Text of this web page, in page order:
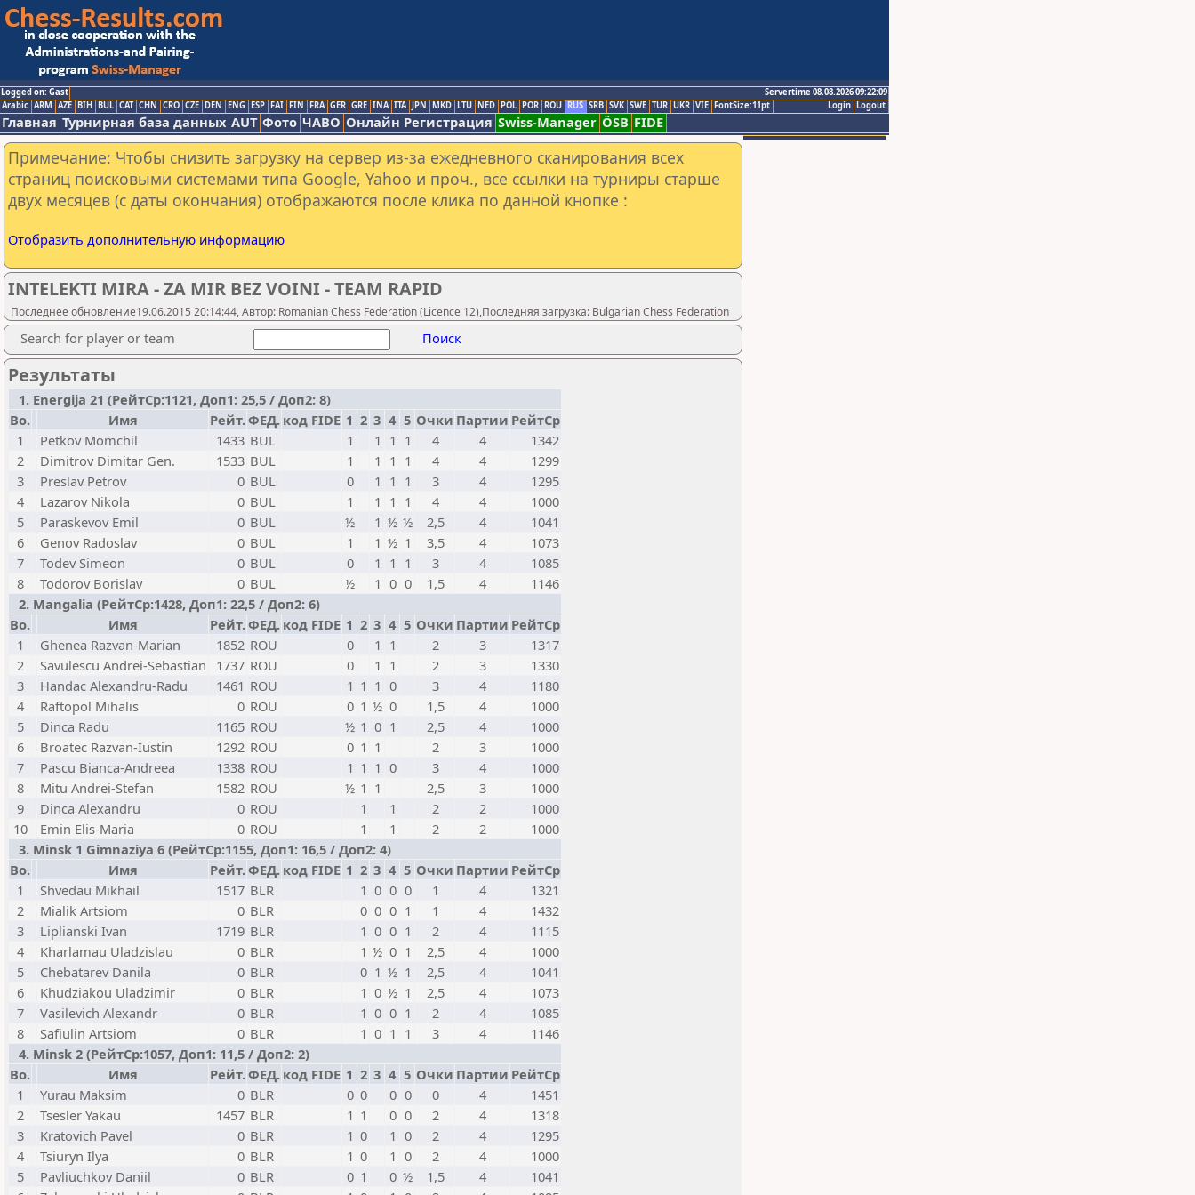
Logged on: Gast
Servertime 08.08.2026 09:22:09
Logout
Login
Arabic ARM AZE BIH BUL CAT CHN CRO CZE DEN ENG ESP FAI FIN FRA GER GRE INA ITA JPN MKD LTU NED POL POR ROU RUS SRB SVK SWE TUR UKR VIE FontSize:11pt
Главная Турнирная база данных AUT Фото ЧАВО Онлайн Регистрация Swiss-Manager ÖSB FIDE
Примечание: Чтобы снизить загрузку на сервер из-за ежедневного сканирования всех
страниц поисковыми системами типа Google, Yahoo и проч., все ссылки на турниры старше
двух месяцев (с даты окончания) отображаются после клика по данной кнопке :
Отобразить дополнительную информацию
INTELEKTI MIRA - ZA MIR BEZ VOINI - TEAM RAPID
Последнее обновление19.06.2015 20:14:44, Автор: Romanian Chess Federation (Licence 12),Последняя загрузка: Bulgarian Chess Federation
Search for player or team Поиск
Результаты
1. Energija 21 (РейтСр:1121, Доп1: 25,5 / Доп2: 8)
Bo.
Имя Рейт.ФЕД. код FIDE 1 2 3 4 5 Очки Партии РейтСр
1
Petkov Momchil 1433 BUL 1 1 1 1 4 4
1342
2
Dimitrov Dimitar Gen. 1533 BUL 1 1 1 1 4 4
1299
3
Preslav Petrov 0 BUL 0 1 1 1 3 4
1295
4
Lazarov Nikola 0 BUL 1 1 1 1 4 4
1000
5
Paraskevov Emil 0 BUL ½ 1 ½ ½ 2,5 4
1041
6
Genov Radoslav 0 BUL 1 1 ½ 1 3,5 4
1073
7
Todev Simeon 0 BUL 0 1 1 1 3 4
1085
8
Todorov Borislav 0 BUL ½ 1 0 0 1,5 4
1146
2. Mangalia (РейтСр:1428, Доп1: 22,5 / Доп2: 6)
Bo.
Имя Рейт.ФЕД. код FIDE 1 2 3 4 5 Очки Партии РейтСр
1
Ghenea Razvan-Marian 1852 ROU 0 1 1 2 3
1317
2
Savulescu Andrei-Sebastian 1737 ROU 0 1 1 2 3
1330
3
Handac Alexandru-Radu 1461 ROU 1 1 1 0 3 4
1180
4
Raftopol Mihalis 0 ROU 0 1 ½ 0 1,5 4
1000
5
Dinca Radu 1165 ROU ½ 1 0 1 2,5 4
1000
6
Broatec Razvan-Iustin 1292 ROU 0 1 1 2 3
1000
7
Pascu Bianca-Andreea 1338 ROU 1 1 1 0 3 4
1000
8
Mitu Andrei-Stefan 1582 ROU ½ 1 1 2,5 3
1000
9
Dinca Alexandru 0 ROU 1 1 2 2
1000
10
Emin Elis-Maria 0 ROU 1 1 2 2
1000
3. Minsk 1 Gimnaziya 6 (РейтСр:1155, Доп1: 16,5 / Доп2: 4)
Bo.
Имя Рейт.ФЕД. код FIDE 1 2 3 4 5 Очки Партии РейтСр
1
Shvedau Mikhail 1517 BLR 1 0 0 0 1 4
1321
2
Mialik Artsiom 0 BLR 0 0 0 1 1 4
1432
3
Liplianski Ivan 1719 BLR 1 0 0 1 2 4
1115
4
Kharlamau Uladzislau 0 BLR 1 ½ 0 1 2,5 4
1000
5
Chebatarev Danila 0 BLR 0 1 ½ 1 2,5 4
1041
6
Khudziakou Uladzimir 0 BLR 1 0 ½ 1 2,5 4
1073
7
Vasilevich Alexandr 0 BLR 1 0 0 1 2 4
1085
8
Safiulin Artsiom 0 BLR 1 0 1 1 3 4
1146
4. Minsk 2 (РейтСр:1057, Доп1: 11,5 / Доп2: 2)
Bo.
Имя Рейт.ФЕД. код FIDE 1 2 3 4 5 Очки Партии РейтСр
1
Yurau Maksim 0 BLR 0 0 0 0 0 4
1451
2
Tsesler Yakau 1457 BLR 1 1 0 0 2 4
1318
3
Kratovich Pavel 0 BLR 1 0 1 0 2 4
1295
4
Tsiuryn Ilya 0 BLR 1 0 1 0 2 4
1000
5
Pavliuchkov Daniil 0 BLR 0 1 0 ½ 1,5 4
1041